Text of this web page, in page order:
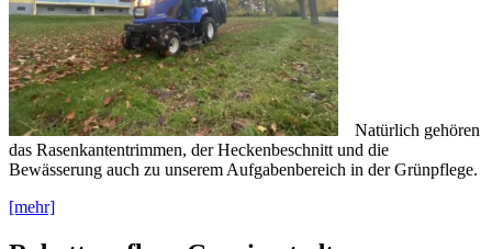
Natürlich gehören
das Rasenkantentrimmen, der Heckenbeschnitt und die
Bewässerung auch zu unserem Aufgabenbereich in der Grünpflege.
[mehr]